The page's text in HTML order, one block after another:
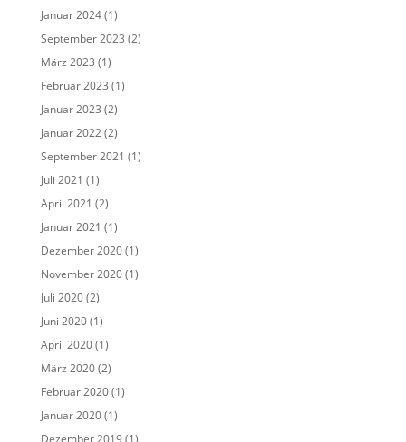
Januar 2024(1)
September 2023 (2)
März 2023 (1)
Februar 2023 (1)
Januar 2023 (2)
Januar 2022(2)
September 2021 (1)
Juli 2021 (1)
April 2021 (2)
Januar 2021 (1)
Dezember 2020(1)
November 2020(1)
Juli 2020(2)
Juni 2020(1)
April 2020(1)
März 2020(2)
Februar 2020(1)
Januar 2020(1)
Dezember 2019(1)